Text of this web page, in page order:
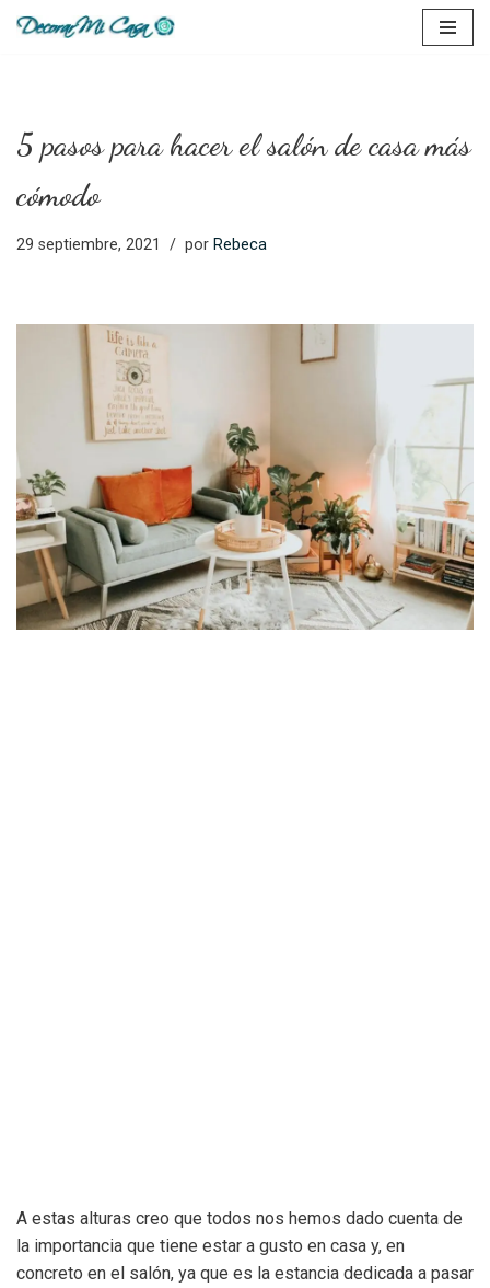
5 pasos para hacer el salón de casa más
cómodo
29 septiembre, 2021 por Rebeca
A estas alturas creo que todos nos hemos dado cuenta de
la importancia que tiene estar a gusto en casa y, en
concreto en el salón, ya que es la estancia dedicada a pasar